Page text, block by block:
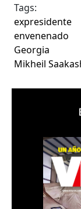
Tags:
expresidente
envenenado
Georgia
Mikheil